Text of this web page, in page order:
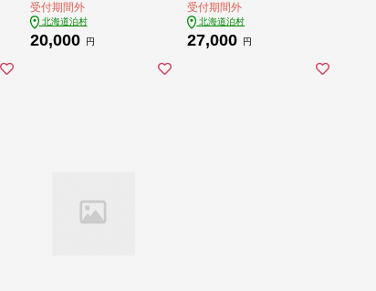
7130】
受付期間外
北海道泊村
20,000 円
縄・東北・関東・信
越、北陸・東海・近
畿・中国・四国・九
受付期間外
北海道泊村
27,000 円